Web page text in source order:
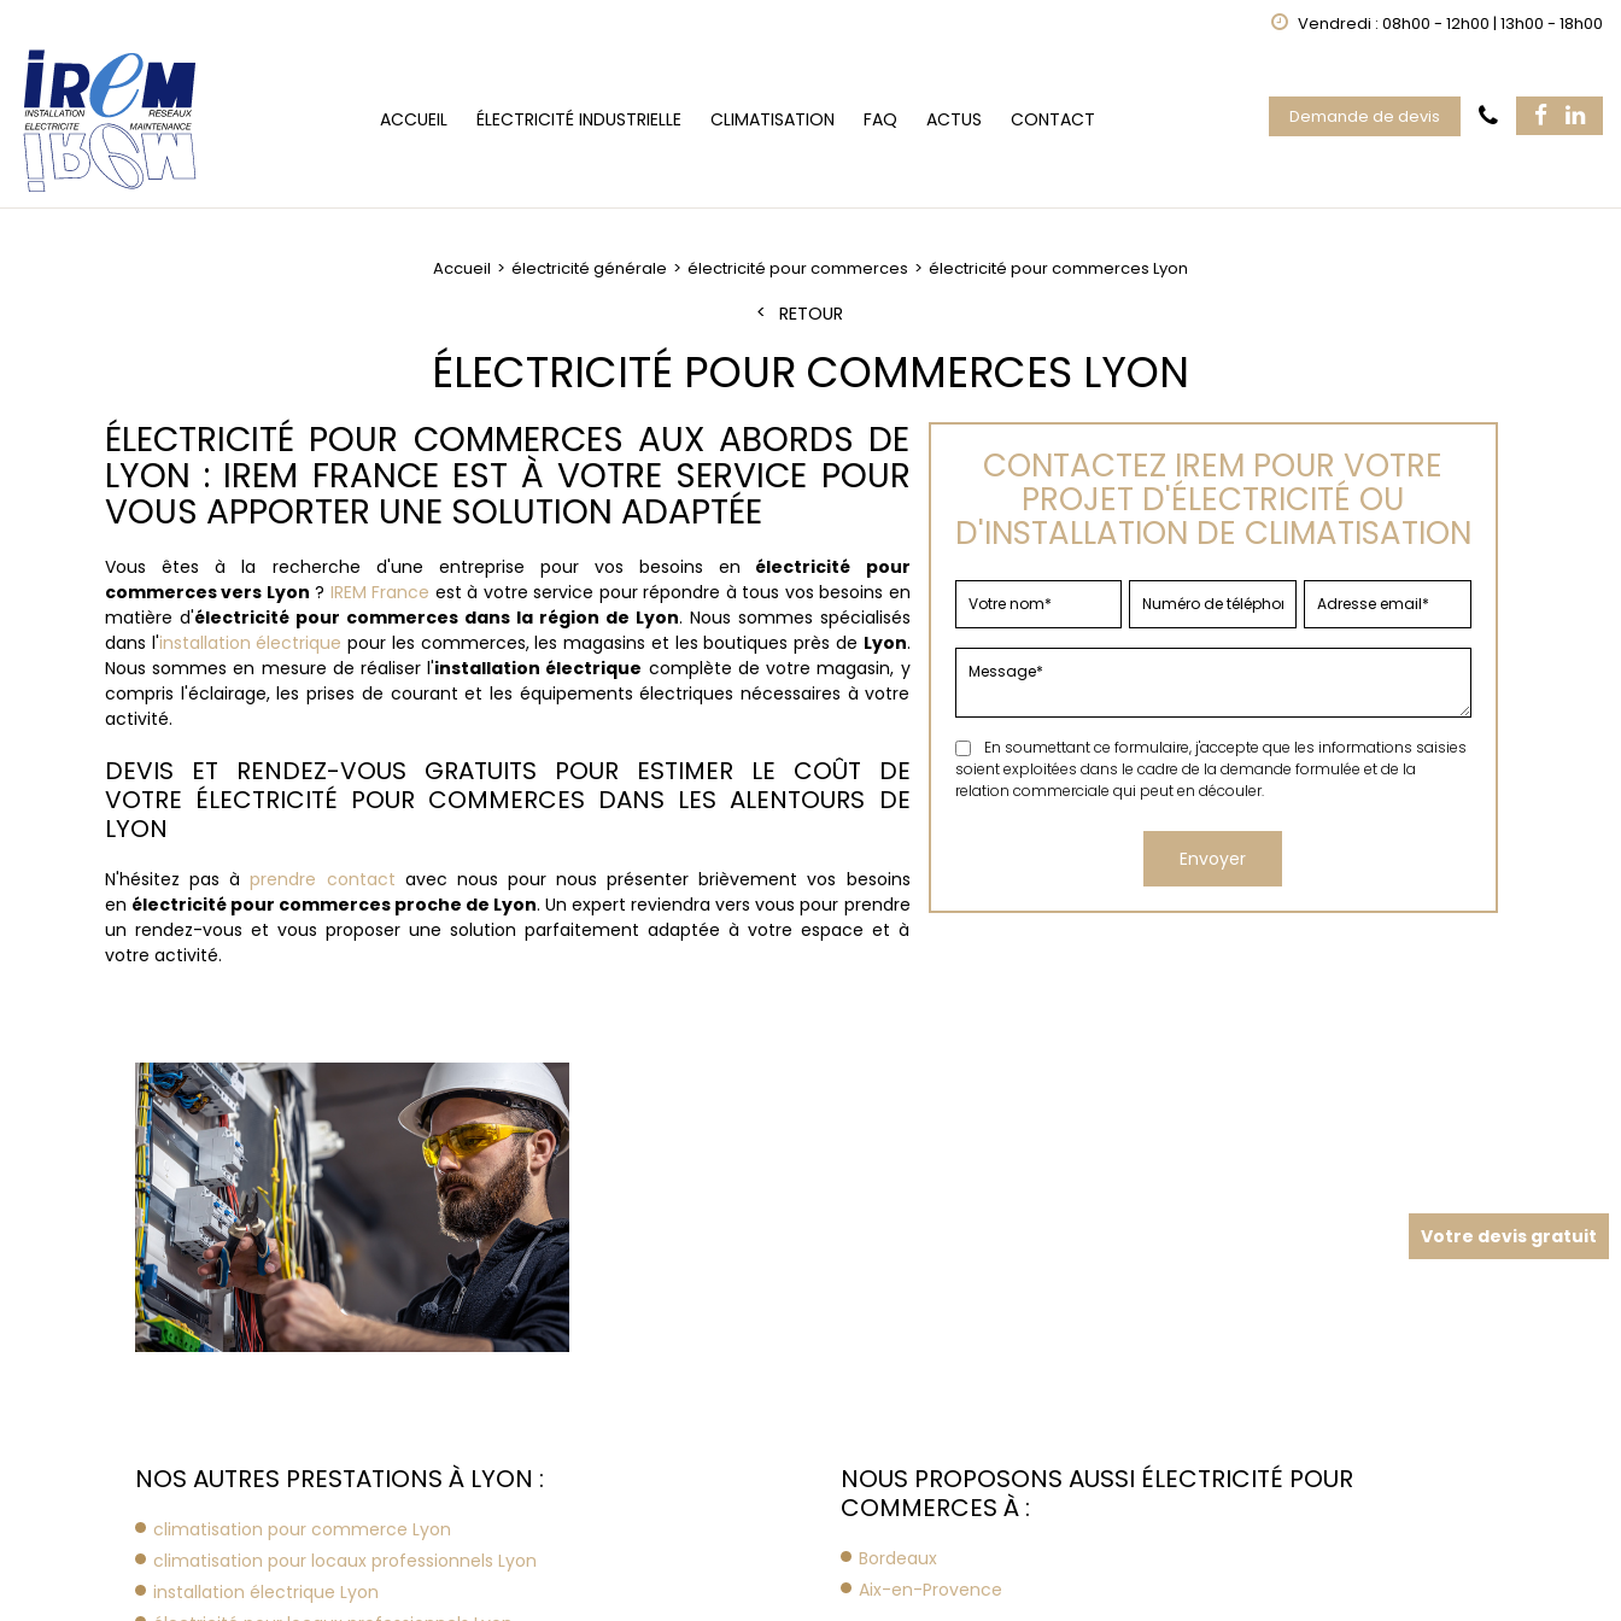
Vendredi : 08h00 - 12h00 | 13h00 - 18h00
ACCUEIL ÉLECTRICITÉ INDUSTRIELLE CLIMATISATION FAQ ACTUS CONTACT Demande de devis
Accueil électricité générale électricité pour commerces électricité pour commerces Lyon
RETOUR
ÉLECTRICITÉ POUR COMMERCES LYON
ÉLECTRICITÉ POUR COMMERCES AUX ABORDS DE
LYON : IREM FRANCE EST À VOTRE SERVICE POUR
VOUS APPORTER UNE SOLUTION ADAPTÉE
Vous êtes à la recherche d'une entreprise pour vos besoins en électricité pour
commerces vers Lyon ? IREM France est à votre service pour répondre à tous vos besoins en
matière d'électricité pour commerces dans la région de Lyon. Nous sommes spécialisés
dans l'installation électrique pour les commerces, les magasins et les boutiques près de Lyon.
Nous sommes en mesure de réaliser l'installation électrique complète de votre magasin, y
compris l'éclairage, les prises de courant et les équipements électriques nécessaires à votre
activité.
DEVIS ET RENDEZ-VOUS GRATUITS POUR ESTIMER LE COÛT DE
VOTRE ÉLECTRICITÉ POUR COMMERCES DANS LES ALENTOURS DE
LYON
N'hésitez pas àprendre contact avec nous pour nous présenter brièvement vos besoins
en électricité pour commerces proche de Lyon. Un expert reviendra vers vous pour prendre
un rendez-vous et vous proposer une solution parfaitement adaptée à votre espace et à
votre activité.
CONTACTEZ IREM POUR VOTRE
PROJET D'ÉLECTRICITÉ OU
D'INSTALLATION DE CLIMATISATION
En soumettant ce formulaire, j'accepte que les informations saisies
soient exploitées dans le cadre de la demande formulée et de la
relation commerciale qui peut en découler.
NOS AUTRES PRESTATIONS À LYON :
climatisation pour commerce Lyon
climatisation pour locaux professionnels Lyon
installation électrique Lyon
NOUS PROPOSONS AUSSI ÉLECTRICITÉ POUR
COMMERCES À :
Bordeaux
Aix-en-Provence
Votre devis gratuit